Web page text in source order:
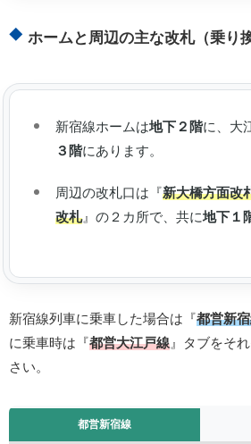
ホームと周辺の主な改札（乗り
新宿線ホームは地下２階に、大
３階にあります。
周辺の改札口は『新大橋方面改
改札』の２カ所で、共に地下１
新宿線列車に乗車した場合は『都営新
に乗車時は『都営大江戸線 』タブをそ
さい。
都営新宿線